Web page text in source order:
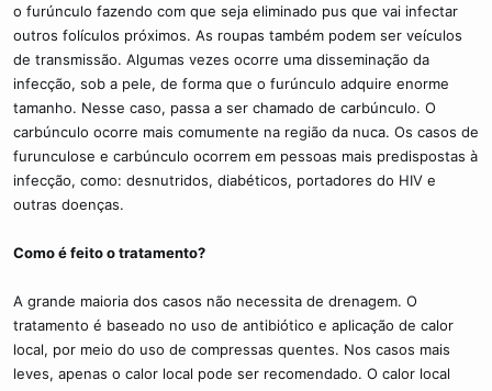
o furúnculo fazendo com que seja eliminado pus que vai infectar
outros folículos próximos. As roupas também podem ser veículos
de transmissão. Algumas vezes ocorre uma disseminação da
infecção, sob a pele, de forma que o furúnculo adquire enorme
tamanho. Nesse caso, passa a ser chamado de carbúnculo. O
carbúnculo ocorre mais comumente na região da nuca. Os casos de
furunculose e carbúnculo ocorrem em pessoas mais predispostas à
infecção, como: desnutridos, diabéticos, portadores do HIV e
outras doenças.
Como é feito o tratamento?
A grande maioria dos casos não necessita de drenagem. O
tratamento é baseado no uso de antibiótico e aplicação de calor
local, por meio do uso de compressas quentes. Nos casos mais
leves, apenas o calor local pode ser recomendado. O calor local